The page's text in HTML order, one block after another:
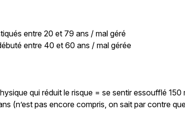
entre 20 et 79 ans / mal géré
entre 40 et 60 ans / mal gérée
qui réduit le risque = se sentir essoufflé 150
(n’est pas encore compris, on sait par contre